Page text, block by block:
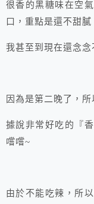
很香的黑糖味在空
口，重點是還不甜膩
我甚至到現在還念
因為是第二晚了，
據說非常好吃的『
嚐嚐~
由於不能吃辣，所